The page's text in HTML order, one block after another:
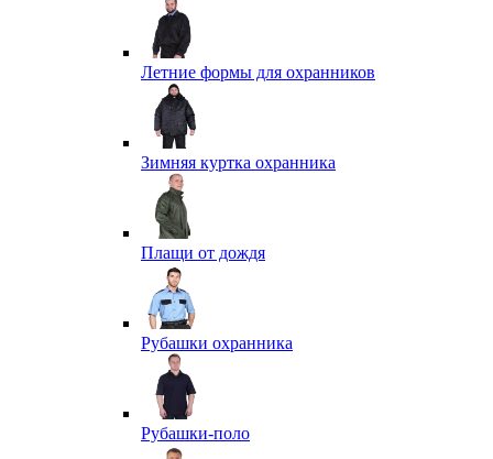
Летние формы для охранников
Зимняя куртка охранника
Плащи от дождя
Рубашки охранника
Рубашки-поло